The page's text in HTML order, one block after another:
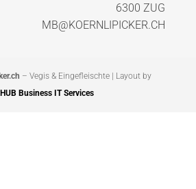
6300 ZUG
MB@KOERNLIPICKER.CH
– Vegis & Eingefleischte | Layout by
Business IT Services